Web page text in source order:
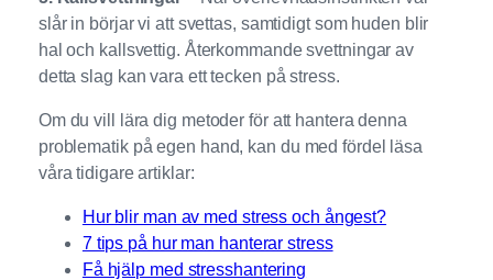
slår in börjar vi att svettas, samtidigt som huden blir
hal och kallsvettig. Återkommande svettningar av
detta slag kan vara ett tecken på stress.
Om du vill lära dig metoder för att hantera denna
problematik på egen hand, kan du med fördel läsa
våra tidigare artiklar:
Hur blir man av med stress och ångest?
7 tips på hur man hanterar stress
Få hjälp med stresshantering